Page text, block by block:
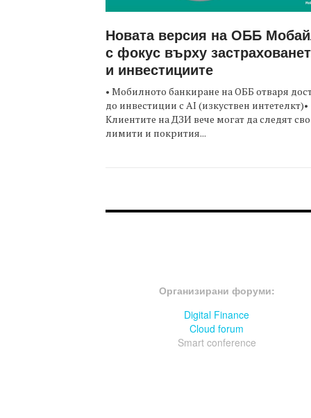
Новата версия на ОББ
с фокус върху
и инвестициите
• Мобилното банкиране на ОББ отваря
до инвестиции с AI (изкуствен интетелкт)•
Клиентите на ДЗИ вече могат да следят
лимити и покрития...
Организирани форуми:
Digital Finance
Cloud forum
Smart conference